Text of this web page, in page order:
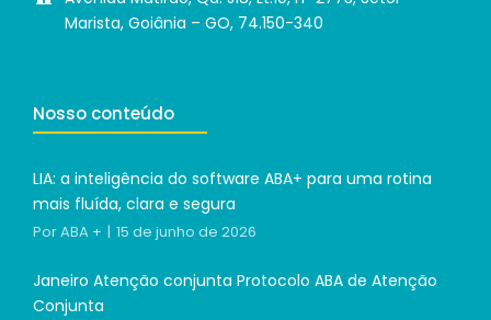
Marista, Goiânia – GO, 74.150-340
Nosso conteúdo
LIA: a inteligência do software ABA+ para uma rotina
mais fluída, clara e segura
PorABA + 15 de junho de 2026
Janeiro Atenção conjunta Protocolo ABA de Atenção
Conjunta